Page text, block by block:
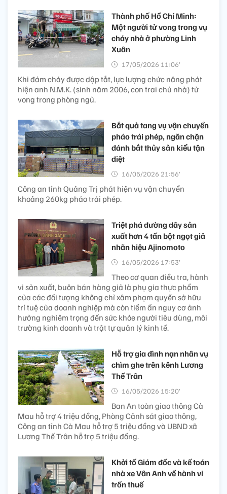
Thành phố Hồ Chí Minh:
Một người tử vong trong vụ
cháy nhà ở phường Linh
Xuân
17/05/2026 11:06’
Khi đám cháy được dập tắt, lực lượng chức năng phát
hiện anh N.M.K. (sinh năm 2006, con trai chủ nhà) tử
vong trong phòng ngủ.
Bắt quả tang vụ vận chuyển
pháo trái phép, ngăn chặn
đánh bắt thủy sản kiểu tận
diệt
16/05/2026 21:56’
Công an tỉnh Quảng Trị phát hiện vụ vận chuyển
khoảng 260kg pháo trái phép.
Triệt phá đường dây sản
xuất hơn 4 tấn bột ngọt giả
nhãn hiệu Ajinomoto
16/05/2026 17:53’
Theo cơ quan điều tra, hành
vi sản xuất, buôn bán hàng giả là phụ gia thực phẩm
của các đối tượng không chỉ xâm phạm quyền sở hữu
trí tuệ của doanh nghiệp mà còn tiềm ẩn nguy cơ ảnh
hưởng nghiêm trọng đến sức khỏe người tiêu dùng, môi
trường kinh doanh và trật tự quản lý kinh tế.
Hỗ trợ gia đình nạn nhân vụ
chìm ghe trên kênh Lương
Thế Trân
16/05/2026 15:20’
Ban An toàn giao thông Cà
Mau hỗ trợ 4 triệu đồng, Phòng Cảnh sát giao thông,
Công an tỉnh Cà Mau hỗ trợ 5 triệu đồng và UBND xã
Lương Thế Trân hỗ trợ 5 triệu đồng.
Khởi tố Giám đốc và kế toán
nhà xe Vân Anh về hành vi
trốn thuế